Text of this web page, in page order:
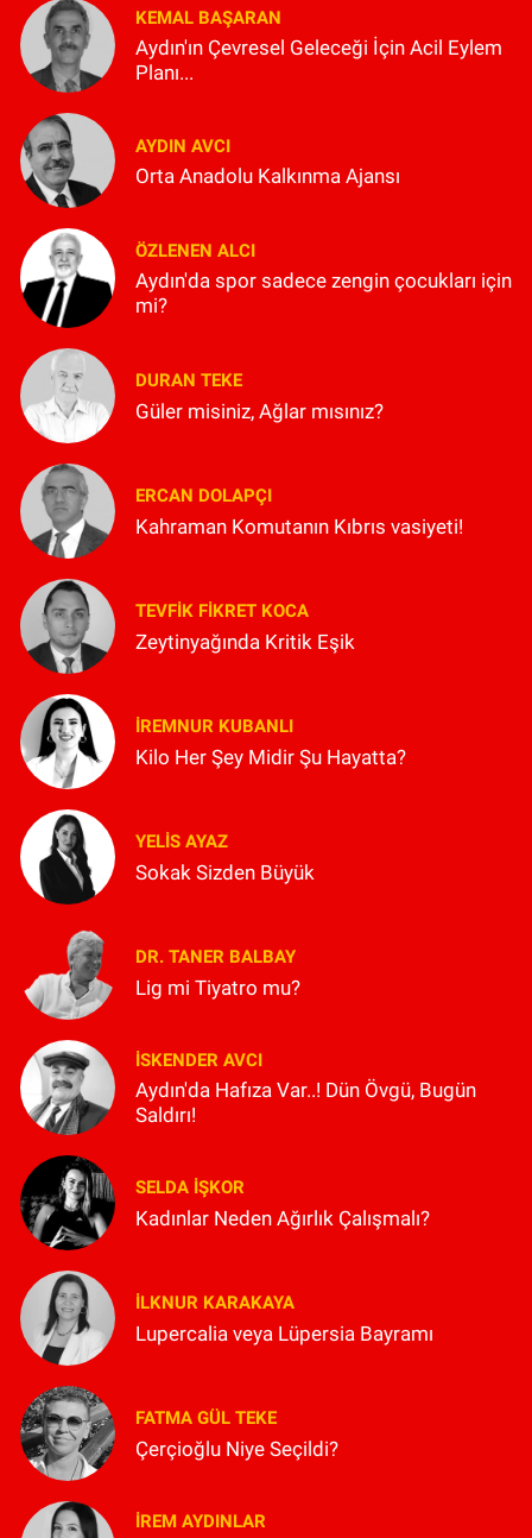
KEMAL BAŞARAN
Aydın'ın Çevresel Geleceği İçin Acil Eylem
Planı...
AYDIN AVCI
Orta Anadolu Kalkınma Ajansı
ÖZLENEN ALCI
Aydın'da spor sadece zengin çocukları için
mi?
DURAN TEKE
Güler misiniz, Ağlar mısınız?
ERCAN DOLAPÇI
Kahraman Komutanın Kıbrıs vasiyeti!
TEVFIK FIKRET KOCA
Zeytinyağında Kritik Eşik
İREMNUR KUBANLI
Kilo Her Şey Midir Şu Hayatta?
YELIS AYAZ
Sokak Sizden Büyük
DR. TANER BALBAY
Lig mi Tiyatro mu?
İSKENDER AVCI
Aydın'da Hafıza Var..! Dün Övgü, Bugün
Saldırı!
SELDA İŞKOR
Kadınlar Neden Ağırlık Çalışmalı?
İLKNUR KARAKAYA
Lupercalia veya Lüpersia Bayramı
FATMA GÜL TEKE
Çerçioğlu Niye Seçildi?
İREM AYDINLAR